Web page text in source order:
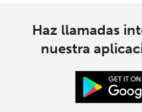
Haz llamadas
nuestra